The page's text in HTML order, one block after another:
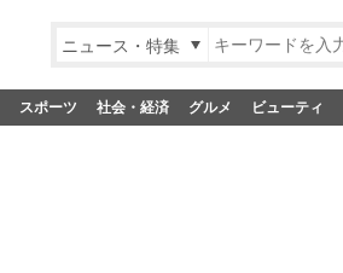
ニュース・特集
スポーツ 社会・経済 グルメ ビューティ